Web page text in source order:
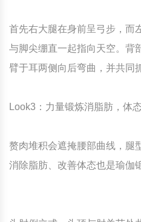
首先右大腿在身前呈弓步，而
与脚尖绷直一起指向天空。背
臂于耳两侧向后弯曲，并共同
Look3：力量锻炼消脂肪，体
赘肉堆积会遮掩腰部曲线，腿
消除脂肪、改善体态也是瑜伽